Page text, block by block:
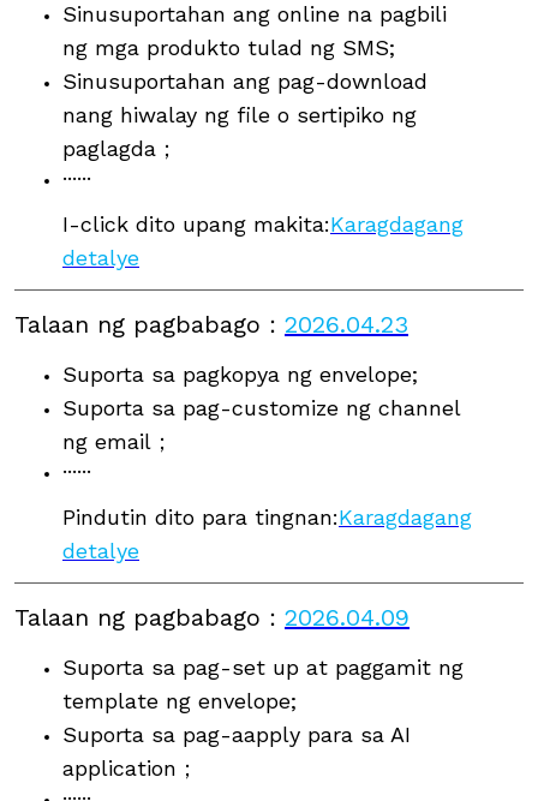
Sinusuportahan ang online na pagbili
ng mga produkto tulad ng SMS;
Sinusuportahan ang pag-download
nang hiwalay ng file o sertipiko ng
paglagda；
······
I-click dito upang makita:Karagdagang
detalye
Talaan ng pagbabago ： 2026.04.23
Suporta sa pagkopya ng envelope;
Suporta sa pag-customize ng channel
ng email；
······
Pindutin dito para tingnan:Karagdagang
detalye
Talaan ng pagbabago ： 2026.04.09
Suporta sa pag-set up at paggamit ng
template ng envelope;
Suporta sa pag-aapply para sa AI
application；